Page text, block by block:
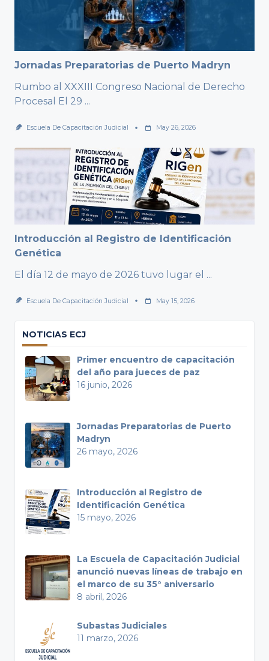
Jornadas Preparatorias de Puerto Madryn
Rumbo al XXXIII Congreso Nacional de Derecho
Procesal El 29 ...
Escuela De Capacitación Judicial May 26, 2026
Introducción al Registro de Identificación
Genética
El día 12 de mayo de 2026 tuvo lugar el ...
Escuela De Capacitación Judicial May 15, 2026
NOTICIAS ECJ
Primer encuentro de capacitación
del año para jueces de paz
16 junio, 2026
Jornadas Preparatorias de Puerto
Madryn
26 mayo, 2026
Introducción al Registro de
Identificación Genética
15 mayo, 2026
La Escuela de Capacitación Judicial
anunció nuevas líneas de trabajo en
el marco de su 35° aniversario
8 abril, 2026
Subastas Judiciales
11 marzo, 2026